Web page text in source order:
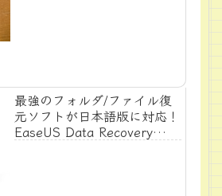
最強のフォルダ/ファイル復
元ソフトが日本語版に対応！
EaseUS Data Recovery